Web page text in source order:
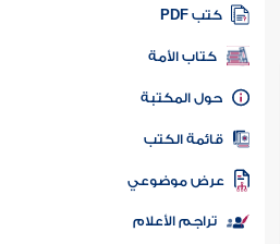
كتب PDF
كتاب الأمة
المكتبة
الكتب
موضوعي